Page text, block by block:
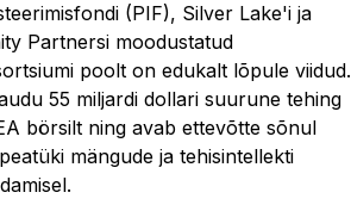
(PIF), Silver Lake'i ja
Partnersi moodustatud
poolt on edukalt lõpule viidud.
55 miljardi dollari suurune tehing
börsilt ning avab ettevõtte sõnul
mängude ja tehisintellekti